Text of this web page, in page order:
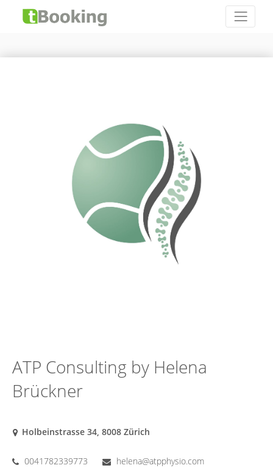
ATP Consulting by Helena
Brückner
Holbeinstrasse 34, 8008 Zürich
0041782339773
helena@atpphysio.com